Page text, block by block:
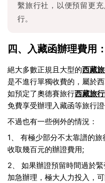
繫旅行社，以便預留更
行。
四、入藏函辦理費用
絕大多數正規且大型的西藏
是不進行單獨收費的，屬於
如預定了奧德賽旅行西藏旅
免費享受辦理入藏函等旅行證
不過也有一些例外的情況：
1、 有極少部分不太靠譜的
收取幾百元的辦證費用;
2、 如果辦證預留時間過於
加急辦理，極大人力投入，